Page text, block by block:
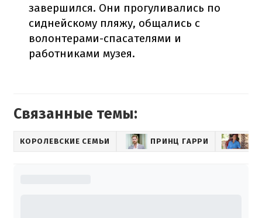
завершился. Они прогуливались по
сиднейскому пляжу, общались с
волонтерами-спасателями и
работниками музея.
Связанные темы:
КОРОЛЕВСКИЕ СЕМЬИ ПРИНЦ ГАРРИ